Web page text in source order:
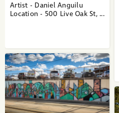
Artist - Daniel Anguilu
Location - 500 Live Oak St, ...